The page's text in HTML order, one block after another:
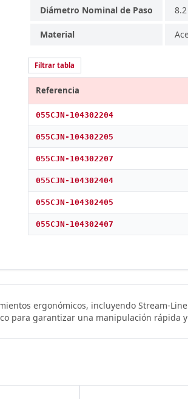
Diámetro Nominal de Paso
Material
Filtrar tabla
Referencia
055CJN-104302204
055CJN-104302205
055CJN-104302207
055CJN-104302404
055CJN-104302405
055CJN-104302407
ergonómicos, incluyendo Stream-
para garantizar una manipulación rápida